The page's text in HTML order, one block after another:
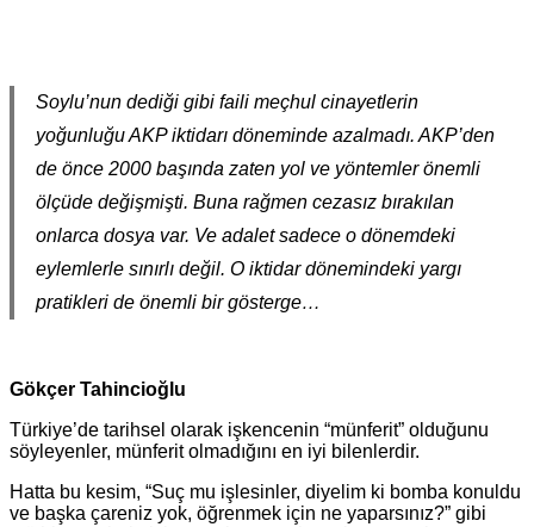
Soylu’nun dediği gibi faili meçhul cinayetlerin
yoğunluğu AKP iktidarı döneminde azalmadı. AKP’den
de önce 2000 başında zaten yol ve yöntemler önemli
ölçüde değişmişti. Buna rağmen cezasız bırakılan
onlarca dosya var. Ve adalet sadece o dönemdeki
eylemlerle sınırlı değil. O iktidar dönemindeki yargı
pratikleri de önemli bir gösterge…
Gökçer Tahincioğlu
Türkiye’de tarihsel olarak işkencenin “münferit” olduğunu
söyleyenler, münferit olmadığını en iyi bilenlerdir.
Hatta bu kesim, “Suç mu işlesinler, diyelim ki bomba konuldu
ve başka çareniz yok, öğrenmek için ne yaparsınız?” gibi